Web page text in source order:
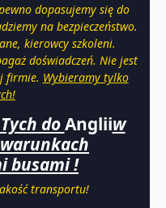
dopasujemy się do
na bezpieczeństwo.
kierowcy szkoleni.
doświadczeń. Nie jest
firmie. Wybieramy tylko
doAngliiw
busami !
transportu!